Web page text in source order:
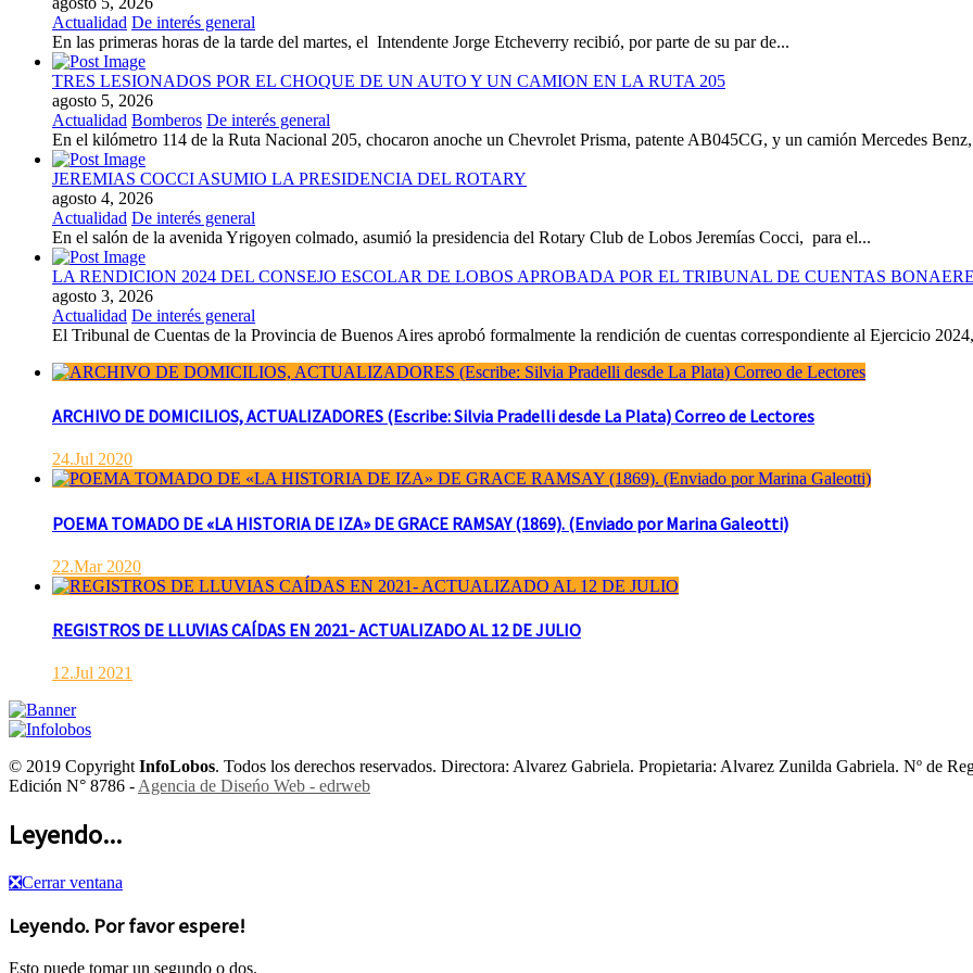
Actualidad De interés general
En las primeras horas de la tarde del martes, el Intendente Jorge Etcheverry recibió, por parte de su par de...
TRES LESIONADOS POR EL CHOQUE DE UN AUTO Y UN CAMION EN LA RUTA 205
agosto 5, 2026
Actualidad Bomberos De interés general
En el kilómetro 114 de la Ruta Nacional 205, chocaron anoche un Chevrolet Prisma, patente AB045CG, y un camión Mercedes
JEREMIAS COCCI ASUMIO LA PRESIDENCIA DEL ROTARY
agosto 4, 2026
Actualidad De interés general
En el salón de la avenida Yrigoyen colmado, asumió la presidencia del Rotary Club de Lobos Jeremías Cocci, para el...
LA RENDICION 2024 DEL CONSEJO ESCOLAR DE LOBOS APROBADA POR EL TRIBUNAL DE CUENTAS
agosto 3, 2026
Actualidad De interés general
El Tribunal de Cuentas de la Provincia de Buenos Aires aprobó formalmente la rendición de cuentas correspondiente al Ejercicio
ARCHIVO DE DOMICILIOS, ACTUALIZADORES (Escribe: Silvia Pradelli desde La Plata) Correo de Lectores
24.Jul 2020
POEMA TOMADO DE «LA HISTORIA DE IZA» DE GRACE RAMSAY (1869). (Enviado por Marina Galeotti)
22.Mar 2020
REGISTROS DE LLUVIAS CAÍDAS EN 2021- ACTUALIZADO AL 12 DE JULIO
12.Jul 2021
© 2019 CopyrightInfoLobos. Todos los derechos reservados. Directora: Alvarez Gabriela. Propietaria: Alvarez Zunilda Gabriela. Nº de
Edición N° 8786 -Agencia de Diseńo Web - edrweb
Leyendo...
❎Cerrar ventana
Leyendo. Por favor espere!
Esto puede tomar un segundo o dos.